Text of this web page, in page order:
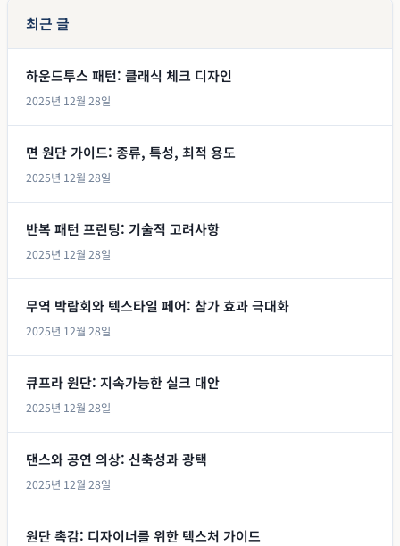
최근 글
하운드투스 패턴: 클래식 체크 디자인
2025년 12월 28일
면 원단 가이드: 종류, 특성, 최적 용도
2025년 12월 28일
반복 패턴 프린팅: 기술적 고려사항
2025년 12월 28일
무역 박람회와 텍스타일 페어: 참가 효과 극대화
2025년 12월 28일
큐프라 원단: 지속가능한 실크 대안
2025년 12월 28일
댄스와 공연 의상: 신축성과 광택
2025년 12월 28일
원단 촉감: 디자이너를 위한 텍스처 가이드